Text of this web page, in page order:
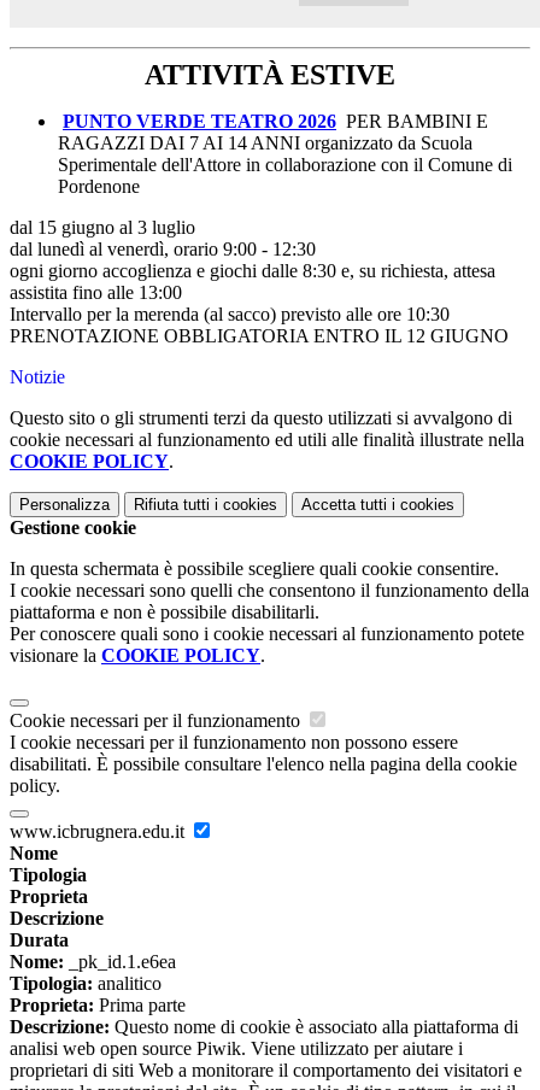
ATTIVITÀ ESTIVE
PUNTO VERDE TEATRO 2026 PER BAMBINI E
RAGAZZI DAI 7 AI 14 ANNI organizzato da Scuola
Sperimentale dell'Attore in collaborazione con il Comune di
Pordenone
dal 15 giugno al 3 luglio
dal lunedì al venerdì, orario 9:00 - 12:30
ogni giorno accoglienza e giochi dalle 8:30 e, su richiesta, attesa
assistita fino alle 13:00
Intervallo per la merenda (al sacco) previsto alle ore 10:30
PRENOTAZIONE OBBLIGATORIA ENTRO IL 12 GIUGNO
Notizie
Questo sito o gli strumenti terzi da questo utilizzati si avvalgono di
cookie necessari al funzionamento ed utili alle finalità illustrate nella
COOKIE POLICY.
Personalizza Rifiuta tutti i cookies Accetta tutti i cookies
Gestione cookie
In questa schermata è possibile scegliere quali cookie consentire.
I cookie necessari sono quelli che consentono il funzionamento della
piattaforma e non è possibile disabilitarli.
Per conoscere quali sono i cookie necessari al funzionamento potete
visionare la COOKIE POLICY.
Cookie necessari per il funzionamento
I cookie necessari per il funzionamento non possono essere
disabilitati. È possibile consultare l'elenco nella pagina della cookie
policy.
www.icbrugnera.edu.it
Nome
Tipologia
Proprieta
Descrizione
Durata
Nome: _pk_id.1.e6ea
Tipologia: analitico
Proprieta: Prima parte
Descrizione: Questo nome di cookie è associato alla piattaforma di
analisi web open source Piwik. Viene utilizzato per aiutare i
proprietari di siti Web a monitorare il comportamento dei visitatori e